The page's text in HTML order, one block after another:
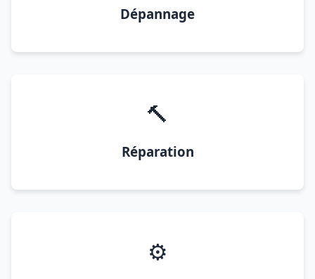
Dépannage
🔨
Réparation
⚙️